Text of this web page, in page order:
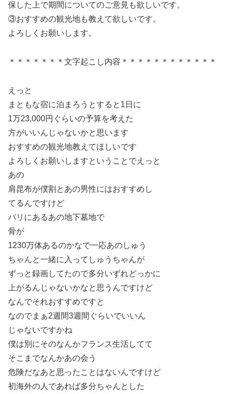
保した上で期間についてのご意見も欲しいです。
③おすすめの観光地も教えて欲しいです。
よろしくお願いします。
＊＊＊＊＊＊＊文字起こし内容＊＊＊＊＊＊＊＊＊＊＊＊
えっと
まともな宿に泊まろうとすると1日に
1万23,000円ぐらいの予算を考えた
方がいいんじゃないかと思います
おすすめの観光地教えてほしいです
よろしくお願いしますということでえっと
あの
肩昆布が僕割とあの男性にはおすすめし
てるんですけど
パリにあるあの地下墓地で
骨が
1230万体あるのかなで一応あのしゅう
ちゃんと一緒に入ってしゅうちゃんが
ずっと録画してたので多分いずれどっかに
上がるんじゃないかなと思うんですけど
なんでそれおすすめですと
なのでまぁ2週間3週間ぐらいでいいん
じゃないですかね
僕は別にそのなんかフランス生活してて
そこまでなんかあの会う
危険だなあと思ったことはないんですけど
初海外の人であれば多分ちゃんとした